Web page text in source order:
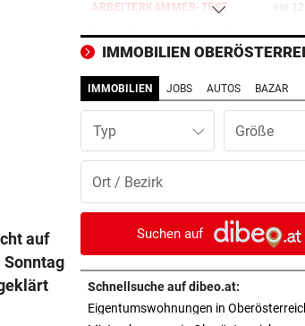
auf
ARBEITERKAMMER-TEST vor
Luftkühler ließen
sogar noch steigen
16-JÄHRIGER ATTACKIERT vor 13
Mordversuch vor Heim:
hatte Riesenglück“
vor
beladen werden
WASSERSTAND ZU NIEDRIG vor
Voestalpine hat
Donau eingestellt
IMMOBILIEN
IMMOBILIEN JOBS AUTOS BAZAR
Typ
Suchen auf
Schnellsuche auf dibeo.at:
Eigentumswohnungen in